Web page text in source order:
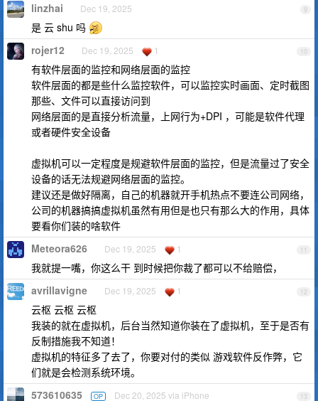
9
linzhai Dec 19, 2025
是 云 shu 吗
10
rojer12 Dec 19, 2025 1
有软件层面的监控和网络层面的监控
软件层面的都是些什么监控软件，可以监控实时画面、定时截图
那些、文件可以直接访问到
网络层面的是直接分析流量，上网行为+DPI ，可能是软件代理
或者硬件安全设备
虚拟机可以一定程度是规避软件层面的监控，但是流量过了安全
设备的话无法规避网络层面的监控。
建议还是做好隔离，自己的机器就开手机热点不要连公司网络，
公司的机器搞搞虚拟机虽然有用但是也只有那么大的作用，具体
要看你们装的啥软件
11
Meteora626 Dec 19, 2025 1
我就提一嘴，你这么干 到时候把你裁了都可以不给赔偿，
12
avrillavigne Dec 19, 2025 1
云枢 云枢 云枢
我装的就在虚拟机，后台当然知道你装在了虚拟机，至于是否有
反制措施我不知道！
虚拟机的特征多了去了，你要对付的类似 游戏软件反作弊，它
们就是会检测系统环境。
13
573610635 OP Dec 20, 2025 via iPhone